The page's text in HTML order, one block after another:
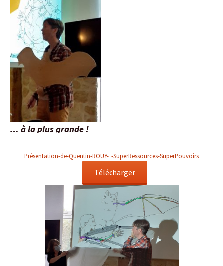
… à la plus grande !
Présentation-de-Quentin-ROUY-_-SuperRessources-SuperPouvoirs
Télécharger